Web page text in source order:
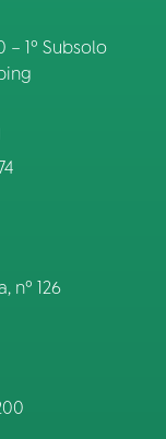
1º Subsolo
nº 126